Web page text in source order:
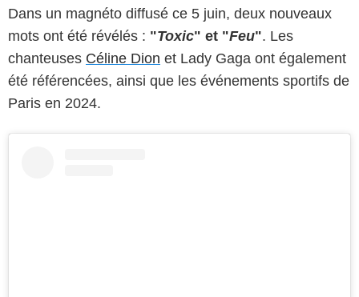
Dans un magnéto diffusé ce 5 juin, deux nouveaux
mots ont été révélés : "Toxic" et "Feu". Les
chanteuses Céline Dion et Lady Gaga ont également
été référencées, ainsi que les événements sportifs de
Paris en 2024.